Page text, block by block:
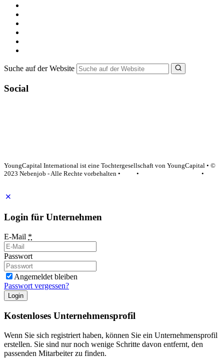
Suche auf der Website
Social
YoungCapital International ist eine Tochtergesellschaft von YoungCapital • ©
2023 Nebenjob - Alle Rechte vorbehalten •
•
•
Login für Unternehmen
E-Mail *
Passwort
Angemeldet bleiben
Passwort vergessen?
Login
Kostenloses Unternehmensprofil
Wenn Sie sich registriert haben, können Sie ein Unternehmensprofil
erstellen. Sie sind nur noch wenige Schritte davon entfernt, den
passenden Mitarbeiter zu finden.